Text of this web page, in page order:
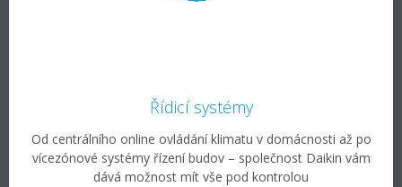
Řídicí systémy
Od centrálního online ovládání klimatu v domácnosti až po
vícezónové systémy řízení budov – společnost Daikin vám
dává možnost mít vše pod kontrolou